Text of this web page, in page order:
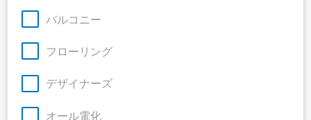
バルコニー
フローリング
デザイナーズ
オール電化